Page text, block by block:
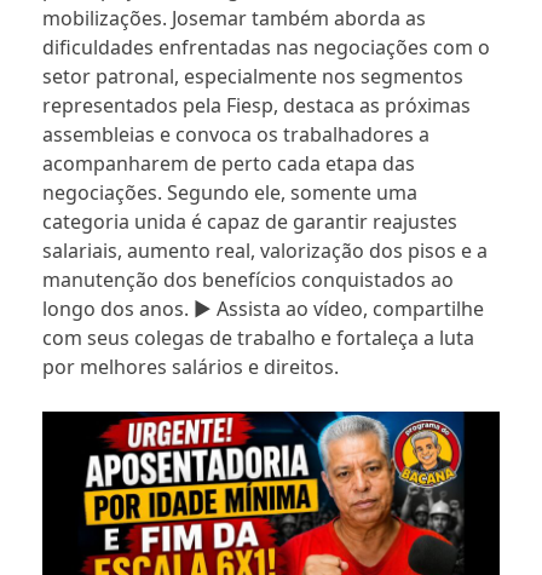
mobilizações. Josemar também aborda as
dificuldades enfrentadas nas negociações com o
setor patronal, especialmente nos segmentos
representados pela Fiesp, destaca as próximas
assembleias e convoca os trabalhadores a
acompanharem de perto cada etapa das
negociações. Segundo ele, somente uma
categoria unida é capaz de garantir reajustes
salariais, aumento real, valorização dos pisos e a
manutenção dos benefícios conquistados ao
longo dos anos. ▶ Assista ao vídeo, compartilhe
com seus colegas de trabalho e fortaleça a luta
por melhores salários e direitos.